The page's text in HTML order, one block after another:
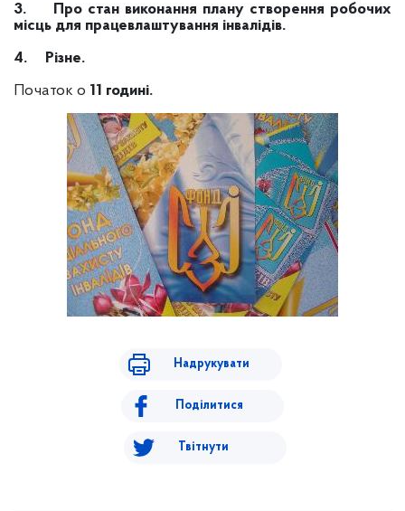
3.
Про стан виконання плану створення робочих
місць для працевлаштування інвалідів.
4.
Різне.
Початок о 11 годині.
Надрукувати
Поділитися
Твітнути